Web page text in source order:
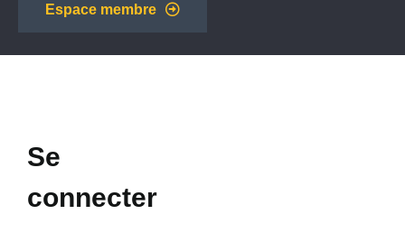
Espace membre
Se
connecter